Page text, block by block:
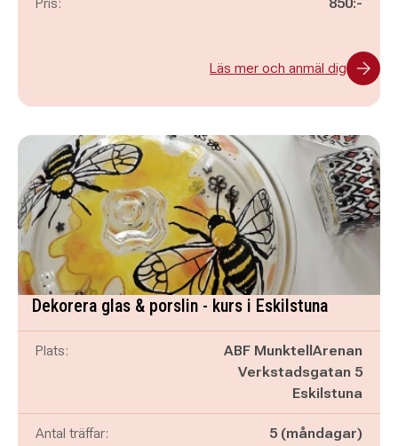
Läs mer och anmäl dig
Dekorera glas & porslin - kurs i Eskilstuna
Plats:
ABF MunktellArenan
Verkstadsgatan 5
Eskilstuna
Antal träffar: 5 (måndagar)